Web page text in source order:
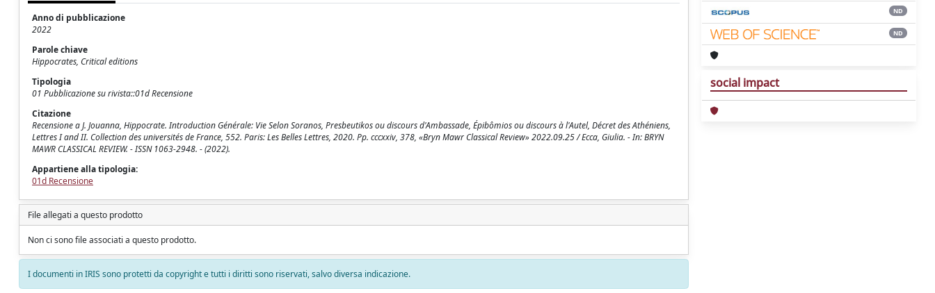
Anno di pubblicazione
2022
Parole chiave
Hippocrates, Critical editions
Tipologia
01 Pubblicazione su rivista::01d Recensione
Citazione
Recensione a J. Jouanna, Hippocrate. Introduction Générale: Vie Selon Soranos, Presbeutikos ou discours d'Ambassade, Épibômios ou discours à l'Autel, Décret des Athéniens,
Lettres I and II. Collection des universités de France, 552. Paris: Les Belles Lettres, 2020. Pp. cccxxiv, 378, «Bryn Mawr Classical Review» 2022.09.25 / Ecca, Giulia. - In: BRYN
MAWR CLASSICAL REVIEW. - ISSN 1063-2948. - (2022).
Appartiene alla tipologia:
01d Recensione
File allegati a questo prodotto
Non ci sono file associati a questo prodotto.
I documenti in IRIS sono protetti da copyright e tutti i diritti sono riservati, salvo diversa indicazione.
ND
ND
social impact